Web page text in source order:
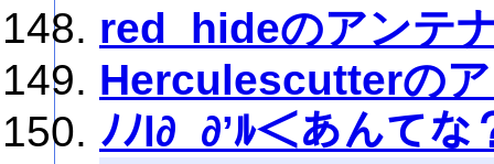
red_hideのアンテ
Herculescutterの
ﾉﾉl∂_∂’ﾙ＜あんてな